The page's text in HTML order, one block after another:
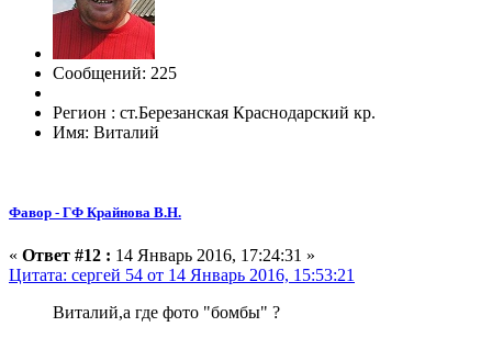
Сообщений: 225
Регион : ст.Березанская Краснодарский кр.
Имя: Виталий
Фавор - ГФ Крайнова В.Н.
« Ответ #12 : 14 Январь 2016, 17:24:31 »
Цитата: сергей 54 от 14 Январь 2016, 15:53:21
Виталий,а где фото "бомбы" ?